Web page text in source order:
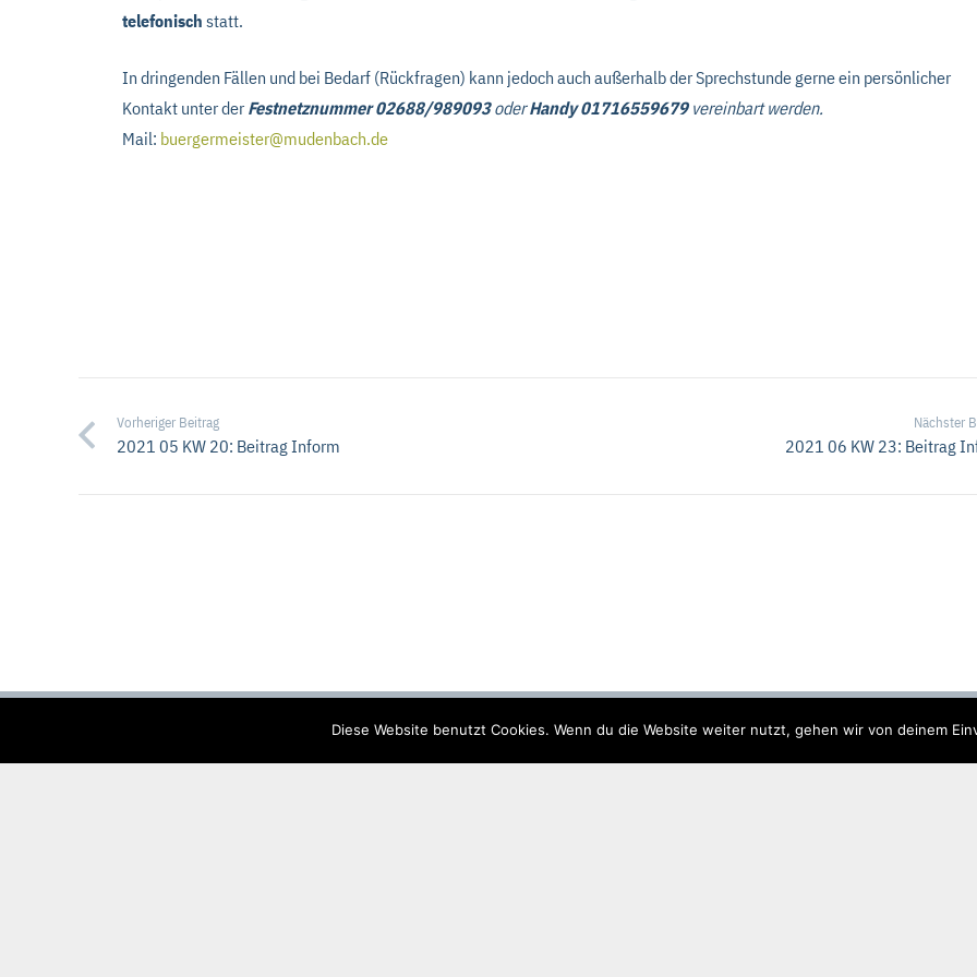
telefonisch statt.
In dringenden Fällen und bei Bedarf (Rückfragen) kann jedoch auch außerhalb der Sprechstunde gerne ein persönlicher
Kontakt unter der Festnetznummer 02688/989093oderHandy01716559679 vereinbartwerden.
Mail: buergermeister@mudenbach.de
Vorheriger Beitrag
2021 05 KW 20: Beitrag Inform
Nächster
2021 06 KW 23: Beitrag
Diese Website benutzt Cookies. Wenn du die Website weiter nutzt, gehen wir von deinem